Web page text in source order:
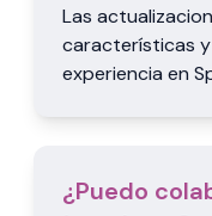
Las
características
experiencia en
¿Puedo